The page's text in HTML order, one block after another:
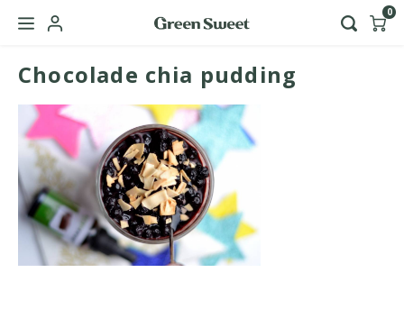
Hoofdmenu / green sweet zakelijk
Nederlands
English
0
Chocolade chia pudding